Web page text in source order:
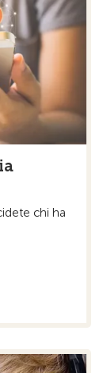
chi ha